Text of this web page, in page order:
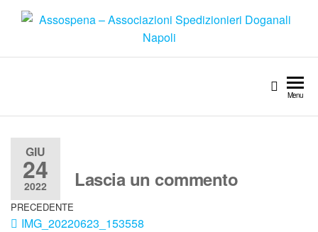
Menu
GIU
24
2022
PRECEDENTE
IMG_20220623_153558
Lascia un commento